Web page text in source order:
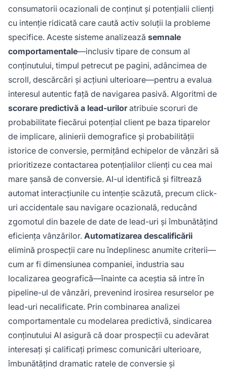
consumatorii ocazionali de conținut și potențialii clienți
cu intenție ridicată care caută activ soluții la probleme
specifice. Aceste sisteme analizează semnale
comportamentale—inclusiv tipare de consum al
conținutului, timpul petrecut pe pagini, adâncimea de
scroll, descărcări și acțiuni ulterioare—pentru a evalua
interesul autentic față de navigarea pasivă. Algoritmi de
scorare predictivă a lead-uriloratribuie scoruri de
probabilitate fiecărui potențial client pe baza tiparelor
de implicare, alinierii demografice și probabilității
istorice de conversie, permițând echipelor de vânzări să
prioritizeze contactarea potențialilor clienți cu cea mai
mare șansă de conversie. AI-ul identifică și filtrează
automat interacțiunile cu intenție scăzută, precum click-
uri accidentale sau navigare ocazională, reducând
zgomotul din bazele de date de lead-uri și îmbunătățind
eficiența vânzărilor. Automatizarea descalificării
elimină prospecții care nu îndeplinesc anumite criterii—
cum ar fi dimensiunea companiei, industria sau
localizarea geografică—înainte ca aceștia să intre în
pipeline-ul de vânzări, prevenind irosirea resurselor pe
lead-uri necalificate. Prin combinarea analizei
comportamentale cu modelarea predictivă, sindicarea
conținutului AI asigură că doar prospecții cu adevărat
interesați și calificați primesc comunicări ulterioare,
îmbunătățind dramatic ratele de conversie și